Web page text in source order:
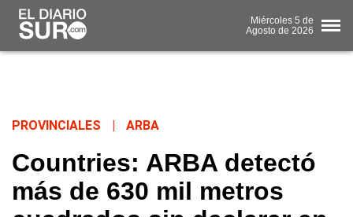
Miércoles 5 de
Agosto de 2026
PROVINCIALES ARBA
Countries: ARBA detectó
más de 630 mil metros